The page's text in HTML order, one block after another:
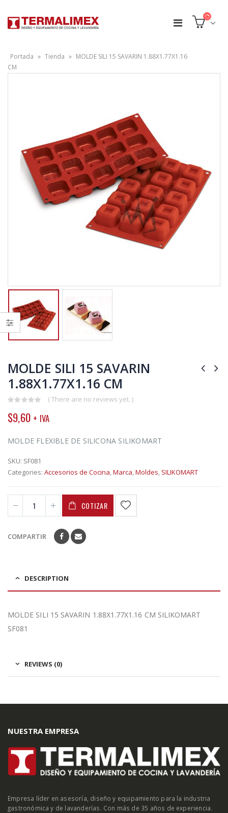
Portada » Tienda » MOLDE SILI 15 SAVARIN 1.88X1.77X1.16
CM
MOLDE SILI 15 SAVARIN
1.88X1.77X1.16 CM
out
of
( There are no reviews yet. )
$9,60 + IVA
MOLDE FLEXIBLE DE SILICONA SILIKOMART
SKU: SF081
Categories: Accesorios de Cocina,Marca,Moldes, SILIKOMART
COTIZAR
COMPARTIR
DESCRIPTION
MOLDE SILI 15 SAVARIN 1.88X1.77X1.16 CM SILIKOMART
SF081
REVIEWS (0)
NUESTRA EMPRESA
Empresa líder en asesoría, diseño y equipamiento para la industria
gastronómica y de lavanderías. Con más de 35 años de experiencia.